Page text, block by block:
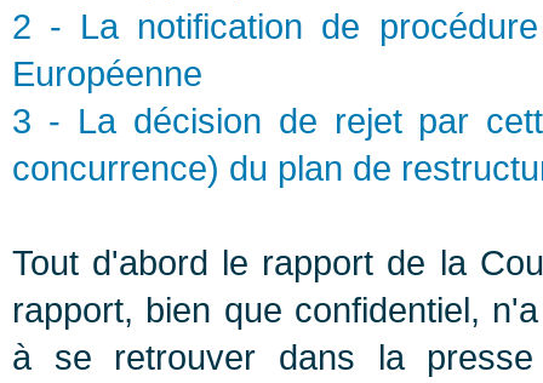
2 - La notification de
Européenne
3 - La décision de rejet par
concurrence) du plan de
Tout d'abord le rapport de la
rapport, bien que confidentiel,
à se retrouver dans la